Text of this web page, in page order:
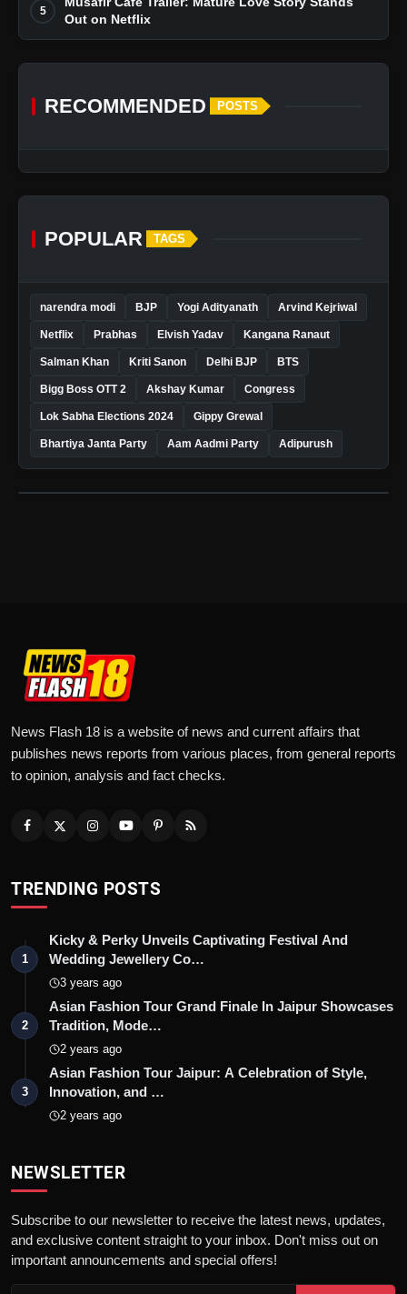
5
Out on Netflix
RECOMMENDED POSTS
POPULAR TAGS
narendra modi BJP Yogi Adityanath Arvind Kejriwal
Netflix Prabhas Elvish Yadav Kangana Ranaut
Salman Khan Kriti Sanon Delhi BJP BTS
Bigg Boss OTT 2 Akshay Kumar Congress
Lok Sabha Elections 2024 Gippy Grewal
Bhartiya Janta Party Aam Aadmi Party Adipurush
News Flash 18 is a website of news and current affairs that
publishes news reports from various places, from general reports
to opinion, analysis and fact checks.
TRENDING POSTS
1
Kicky & Perky Unveils Captivating Festival And
Wedding Jewellery Co…
3 years ago
2
Asian Fashion Tour Grand Finale In Jaipur Showcases
Tradition, Mode…
2 years ago
3
Asian Fashion Tour Jaipur: A Celebration of Style,
Innovation, and …
2 years ago
NEWSLETTER
Subscribe to our newsletter to receive the latest news, updates,
and exclusive content straight to your inbox. Don't miss out on
important announcements and special offers!